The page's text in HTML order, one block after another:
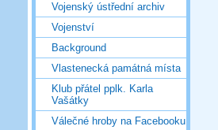
Vojenský ústřední archiv
Vojenství
Background
Vlastenecká památná místa
Klub přátel pplk. Karla
Vašátky
Válečné hroby na Facebooku